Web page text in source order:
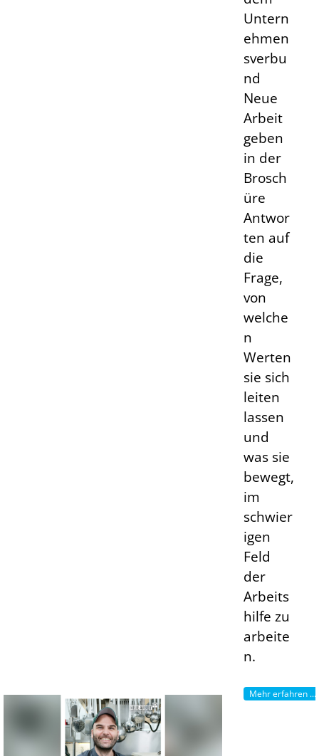
Untern
ehmen
sverbu
nd
Neue
Arbeit
geben
in der
Brosch
üre
Antwor
ten auf
die
Frage,
von
welche
n
Werten
sie sich
leiten
lassen
und
was sie
bewegt,
im
schwier
igen
Feld
der
Arbeits
hilfe zu
arbeite
n.
Mehr erfahren ...